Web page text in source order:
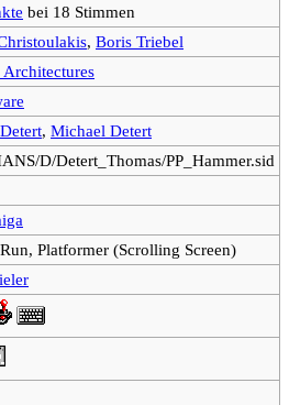
bei 18 Stimmen
, Boris Triebel
, Michael Detert
D/Detert_Thomas/PP_Hammer.sid
Platformer (Scrolling Screen)